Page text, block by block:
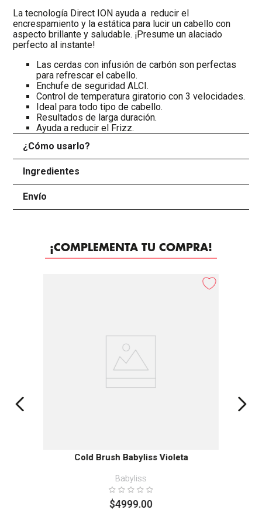
La tecnología Direct ION ayuda a reducir el
encrespamiento y la estática para lucir un cabello con
aspecto brillante y saludable. ¡Presume un alaciado
perfecto al instante!
Las cerdas con infusión de carbón son perfectas
para refrescar el cabello.
Enchufe de seguridad ALCI.
Control de temperatura giratorio con 3 velocidades.
Ideal para todo tipo de cabello.
Resultados de larga duración.
Ayuda a reducir el Frizz.
¿Cómo usarlo?
Ingredientes
Envío
¡COMPLEMENTA TU COMPRA!
Cold Brush Babyliss Violeta
Babyliss
$4999.00